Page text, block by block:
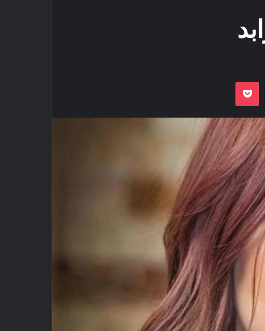
Odnoklassniki
Pocket